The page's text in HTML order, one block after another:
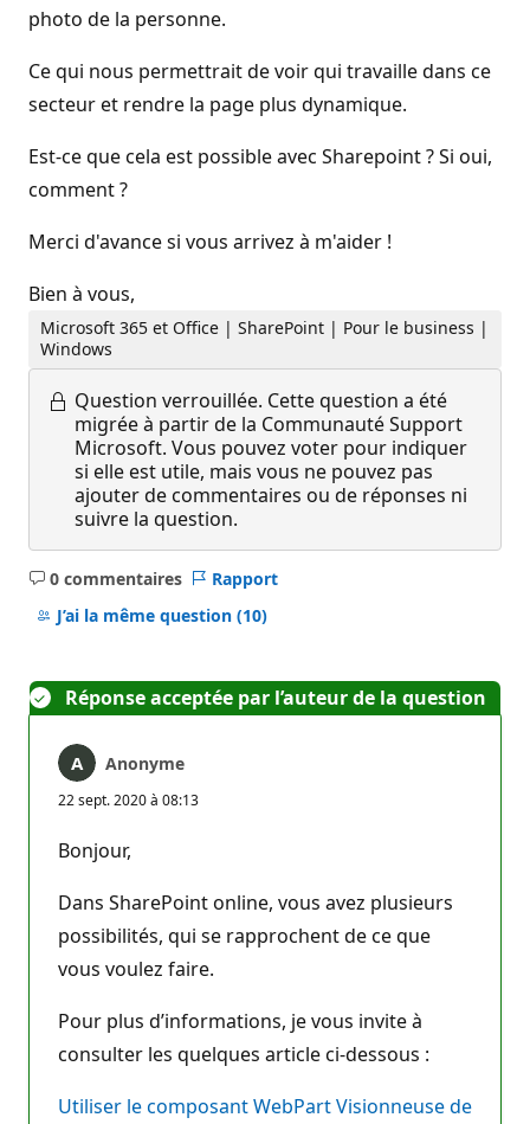
photo de la personne.
Ce qui nous permettrait de voir qui travaille dans ce
secteur et rendre la page plus dynamique.
Est-ce que cela est possible avec Sharepoint ? Si oui,
comment ?
Merci d'avance si vous arrivez à m'aider !
Bien à vous,
Microsoft 365 et Office | SharePoint | Pour le business |
Windows
Question verrouillée. Cette question a été
migrée à partir de la Communauté Support
Microsoft. Vous pouvez voter pour indiquer
si elle est utile, mais vous ne pouvez pas
ajouter de commentaires ou de réponses ni
suivre la question.
0 commentaires
Aucun
commentaire
Rapport
J’ai la même question (10)
Réponse acceptée par l’auteur de la question
Anonyme
22 sept. 2020 à 08:13
Bonjour,
Dans SharePoint online, vous avez plusieurs
possibilités, qui se rapprochent de ce que
vous voulez faire.
Pour plus d’informations, je vous invite à
consulter les quelques article ci-dessous :
Utiliser le composant WebPart Visionneuse de